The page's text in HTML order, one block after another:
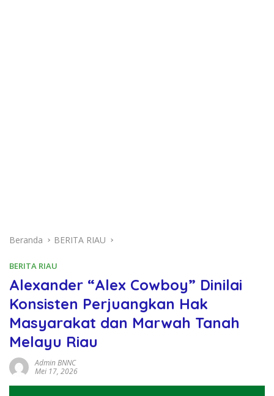
Beranda BERITA RIAU
BERITA RIAU
Alexander “Alex Cowboy” Dinilai
Konsisten Perjuangkan Hak
Masyarakat dan Marwah Tanah
Melayu Riau
Admin BNNC
Mei 17, 2026